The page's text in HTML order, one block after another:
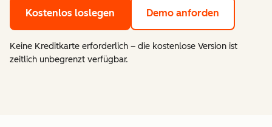
Kostenlos loslegen Demo anforden
Keine Kreditkarte erforderlich – die kostenlose Version ist
zeitlich unbegrenzt verfügbar.